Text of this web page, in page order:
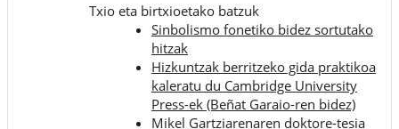
Txio eta birtxioetako batzuk
Sinbolismo fonetiko bidez sortutako
hitzak
Hizkuntzak berritzeko gida praktikoa
kaleratu du Cambridge University
Press-ek (Beñat Garaio-ren bidez)
Mikel Gartziarenaren doktore-tesia